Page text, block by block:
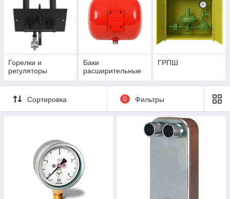
Горелки и
регуляторы
Баки
расширительные
ГРПШ
Сортировка 0 Фильтры